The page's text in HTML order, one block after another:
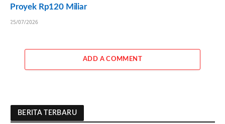
Proyek Rp120 Miliar
25/07/2026
ADD A COMMENT
BERITA TERBARU